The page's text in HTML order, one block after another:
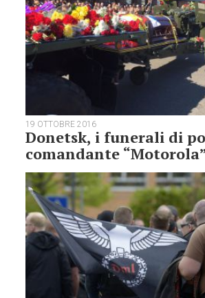
19 OTTOBRE 2016
Donetsk, i funerali di
comandante